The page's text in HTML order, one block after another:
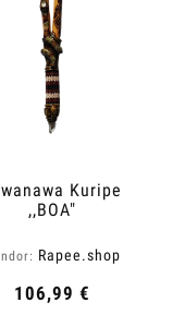
Kuripe
,,BOA"
Rapee.shop
106,99 €